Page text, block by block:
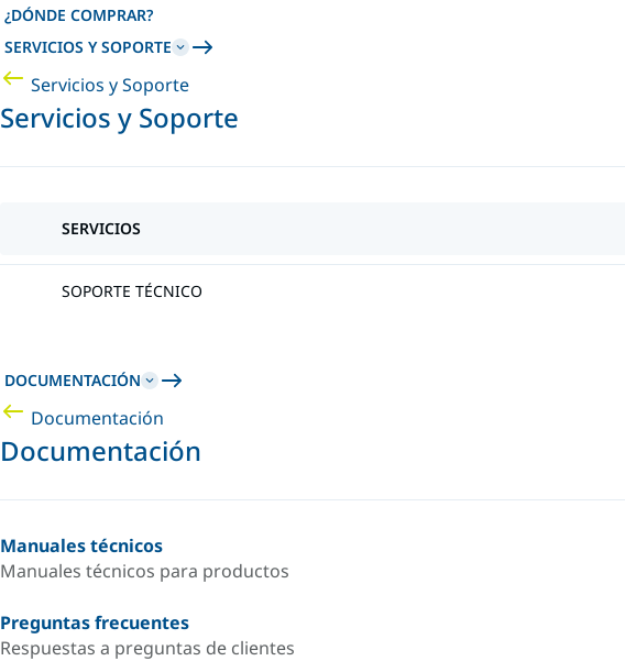
¿DÓNDE COMPRAR?
SERVICIOS Y SOPORTE
Servicios y Soporte
Servicios y Soporte
SERVICIOS
SOPORTE TÉCNICO
DOCUMENTACIÓN
Documentación
Documentación
Manuales técnicos
Manuales técnicos para productos
Preguntas frecuentes
Respuestas a preguntas de clientes